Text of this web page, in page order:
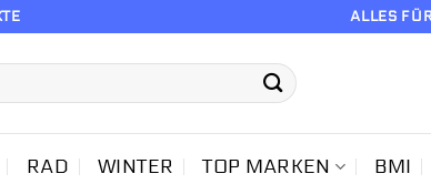
ALLES
RAD WINTER TOP MARKEN BMI